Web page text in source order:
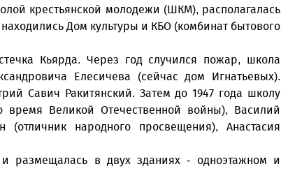
крестьянской молодежи (ШКМ), располагалась
Дом культуры и КБО (комбинат бытового
Кьярда. Через год случился пожар, школа
Елесичева (сейчас дом Игнатьевых).
Савич Ракитянский. Затем до 1947 года школу
время Великой Отечественной войны), Василий
народного просвещения), Анастасия
размещалась в двух зданиях - одноэтажном и